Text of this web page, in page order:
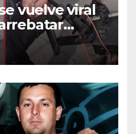
vuelve viral